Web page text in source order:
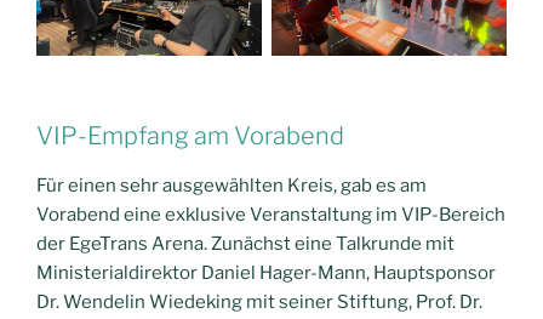
VIP-Empfang am Vorabend
Für einen sehr ausgewählten Kreis, gab es am
Vorabend eine exklusive Veranstaltung im VIP-Bereich
der EgeTrans Arena. Zunächst eine Talkrunde mit
Ministerialdirektor Daniel Hager-Mann, Hauptsponsor
Dr. Wendelin Wiedeking mit seiner Stiftung, Prof. Dr.